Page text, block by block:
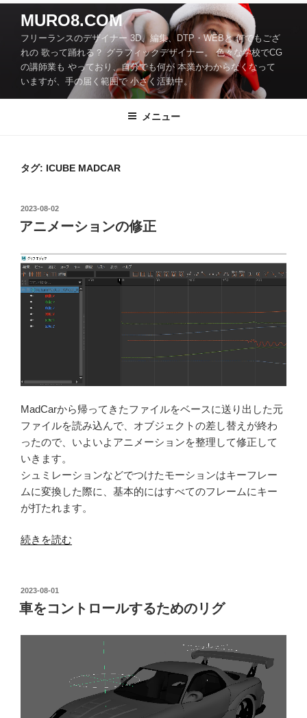
コ
MURO8.COM
フリーランスのデザイナー 3D、編集、DTP・WEBと 何でもござ
れの 歌って踊れる？ グラフィックデザイナー。 色々な学校でCG
の講師業も やっており、自分でも何が 本業かわからなくなって
いますが、手の届く範囲で 小さく活動中。
メニュー
タグ: ICUBE MADCAR
投
稿
日:
2023-08-02
アニメーションの修正
MadCarから帰ってきたファイルをベースに送り出した元
ファイルを読み込んで、オブジェクトの差し替えが終わ
ったので、いよいよアニメーションを整理して修正して
いきます。
シュミレーションなどでつけたモーションはキーフレー
ムに変換した際に、基本的にはすべてのフレームにキー
が打たれます。
“ア
ー
シ
ン
続きを読む
投
稿
日:
2023-08-01
車をコントロールするためのリグ